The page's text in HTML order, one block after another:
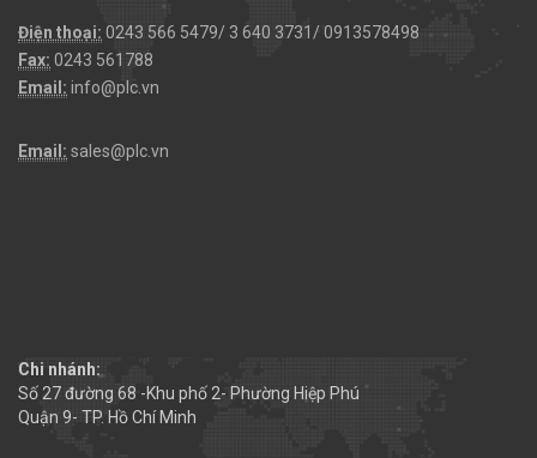
Điện thoại: 0243 566 5479/ 3 640 3731/ 0913578498
Fax: 0243 561788
Email: info@plc.vn
Email: sales@plc.vn
Chi nhánh:
Số 27 đường 68 -Khu phố 2- Phường Hiệp Phú
Quận 9- TP. Hồ Chí Minh